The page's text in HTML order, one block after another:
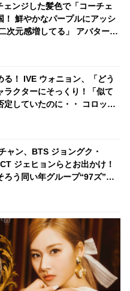
ンジした髪色で「コーチェ
！ 鮮やかなパープルにアッシ
次元感増してる」 アバターと
る！ IVE ウォニョン、「どう
ラクターにそっくり！「似て
定していたのに・・ コロッと
ャン、BTS ジョングク・
ジェヒョンらとお出かけ！
ろう同い年グループ“97ズ”に